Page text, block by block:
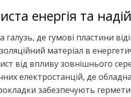
енергія та
де гумові пластини
матеріал в
від впливу зовнішнього
електростанцій, де
забезпечують